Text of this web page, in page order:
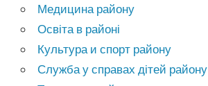
Медицина району
Освіта в районі
Культура и спорт району
Служба у справах дітей району